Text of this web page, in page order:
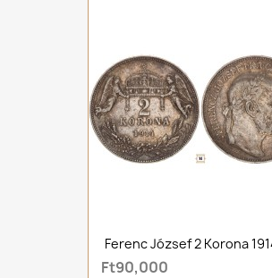
Ferenc József 2 Korona
Ft90,000